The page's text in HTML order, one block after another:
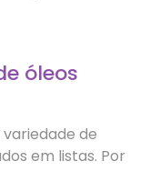
óleos
de
em listas. Por